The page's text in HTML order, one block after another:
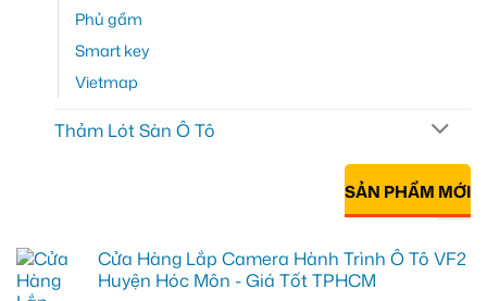
Phủ gầm
Smart key
Vietmap
Thảm Lót Sàn Ô Tô
SẢN PHẨM MỚI
Cửa Hàng Lắp Camera Hành Trình Ô Tô VF2
Huyện Hóc Môn - Giá Tốt TPHCM